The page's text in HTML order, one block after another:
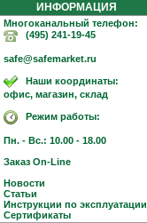
ИНФОРМАЦИЯ
Многоканальный телефон:
(495) 241-19-45
safe@safemarket.ru
Наши координаты:
офис, магазин, склад
Режим работы:
Пн. - Вс.: 10.00 - 18.00
Заказ On-Line
Новости
Статьи
Инструкции по эксплуатации
Сертификаты